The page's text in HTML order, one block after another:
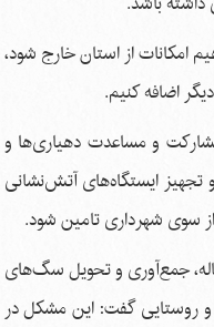
امکانات از استان خارج شود،
و مساعدت دهیاری‌ها و
تجهیز ایستگاه‌های آتش‌نشانی
از سوی شهرداری تامین شود.
جمع‌آوری و تحویل سگ‌های
و روستایی گفت: این مشکل در